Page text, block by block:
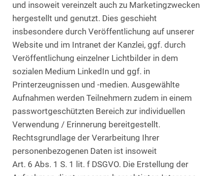
und insoweit vereinzelt auch zu Marketingzwecken
hergestellt und genutzt. Dies geschieht
insbesondere durch Veröffentlichung auf unserer
Website und im Intranet der Kanzlei, ggf. durch
Veröffentlichung einzelner Lichtbilder in dem
sozialen Medium LinkedIn und ggf. in
Printerzeugnissen und -medien. Ausgewählte
Aufnahmen werden Teilnehmern zudem in einem
passwortgeschützten Bereich zur individuellen
Verwendung / Erinnerung bereitgestellt.
Rechtsgrundlage der Verarbeitung Ihrer
personenbezogenen Daten ist insoweit
Art. 6 Abs. 1 S. 1 lit. f DSGVO. Die Erstellung der